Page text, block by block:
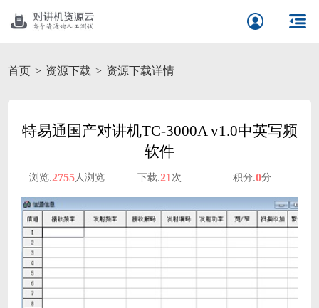
首页 资源下载 资源下载详情
特易通国产对讲机TC-3000A v1.0中英写频
软件
浏览:2755人浏览 下载:21次 积分:0分